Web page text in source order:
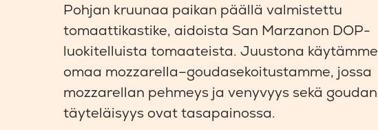
Pohjan kruunaa paikan päällä valmistettu
tomaattikastike, aidoista San Marzanon DOP-
luokitelluista tomaateista. Juustona käytämme
omaa mozzarella–goudasekoitustamme, jossa
mozzarellan pehmeys ja venyvyys sekä goudan
täyteläisyys ovat tasapainossa.